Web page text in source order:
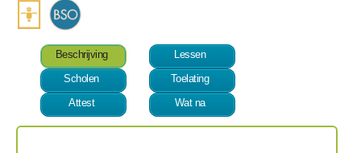
Beschrijving
Lessen
Scholen
Toelating
Attest
Wat na